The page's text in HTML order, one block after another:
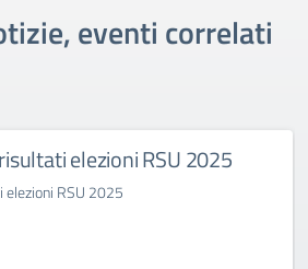
eventi correlati
elezioni RSU 2025
RSU 2025